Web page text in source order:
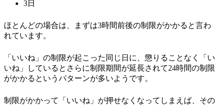
3日
ほとんどの場合は、まずは3時間前後の制限がかかると言わ
れています。
「いいね」の制限が起こった同じ日に、懲りることなく「い
いね」しているとさらに制限期間が延長されて24時間の制限
がかかるというパターンが多いようです。
制限がかかって「いいね」が押せなくなってしまえば、その